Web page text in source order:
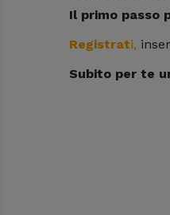
Il primo passo
Registrati,
Subito per te